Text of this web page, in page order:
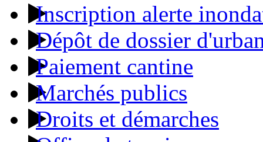
Inscription alerte
Dépôt de dossier
Paiement cantine
Marchés publics
Droits et démarches